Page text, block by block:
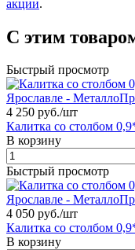
акции.
С этим
Быстрый просмотр
4 250 руб./шт
Калитка со столбом
В корзину
Быстрый просмотр
4 050 руб./шт
Калитка со столбом
В корзину